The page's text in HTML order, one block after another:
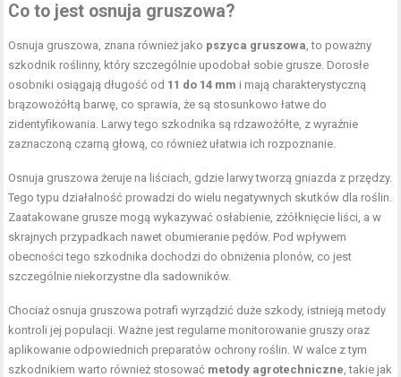
Co to jest osnuja gruszowa?
Osnuja gruszowa, znana również jako pszyca gruszowa, to poważny
szkodnik roślinny, który szczególnie upodobał sobie grusze. Dorosłe
osobniki osiągają długość od 11 do 14 mm i mają charakterystyczną
brązowożółtą barwę, co sprawia, że są stosunkowo łatwe do
zidentyfikowania. Larwy tego szkodnika są rdzawożółte, z wyraźnie
zaznaczoną czarną głową, co również ułatwia ich rozpoznanie.
Osnuja gruszowa żeruje na liściach, gdzie larwy tworzą gniazda z przędzy.
Tego typu działalność prowadzi do wielu negatywnych skutków dla roślin.
Zaatakowane grusze mogą wykazywać osłabienie, zżółknięcie liści, a w
skrajnych przypadkach nawet obumieranie pędów. Pod wpływem
obecności tego szkodnika dochodzi do obniżenia plonów, co jest
szczególnie niekorzystne dla sadowników.
Chociaż osnuja gruszowa potrafi wyrządzić duże szkody, istnieją metody
kontroli jej populacji. Ważne jest regularne monitorowanie gruszy oraz
aplikowanie odpowiednich preparatów ochrony roślin. W walce z tym
szkodnikiem warto również stosować metody agrotechniczne, takie jak